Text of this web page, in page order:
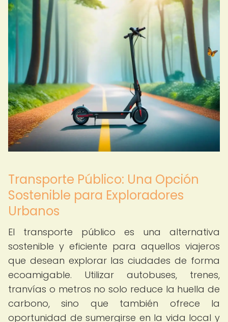
Transporte Público: Una Opción
Sostenible para Exploradores
Urbanos
El transporte público es una alternativa
sostenible y eficiente para aquellos viajeros
que desean explorar las ciudades de forma
ecoamigable. Utilizar autobuses, trenes,
tranvías o metros no solo reduce la huella de
carbono, sino que también ofrece la
oportunidad de sumergirse en la vida local y